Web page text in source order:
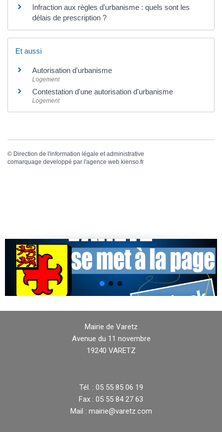
Infraction aux règles d'urbanisme : quels sont les
délais de prescription ?
Et aussi
Autorisation d'urbanisme
Logement
Contestation d'une autorisation d'urbanisme
Logement
© Direction de l'information légale et administrative
comarquage developpé par l'agence web kienso.fr
Mairie de Varetz
Avenue du 11 novembre
19240 VARETZ
Tél. : 05 55 85 06 19
Fax : 05 55 84 27 63
Mail : mairie@varetz.com